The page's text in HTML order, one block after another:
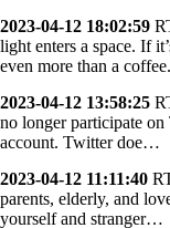
2023-04-12 18:02:59
light enters a space. If
even more than a
2023-04-12 13:58:25
no longer participate
account. Twitter doe…
2023-04-12 11:11:40
parents, elderly, and
yourself and stranger…